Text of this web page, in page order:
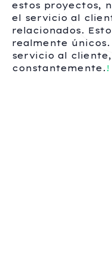
estos proyectos,
el servicio al
relacionados.
realmente
servicio al
constantemente. !